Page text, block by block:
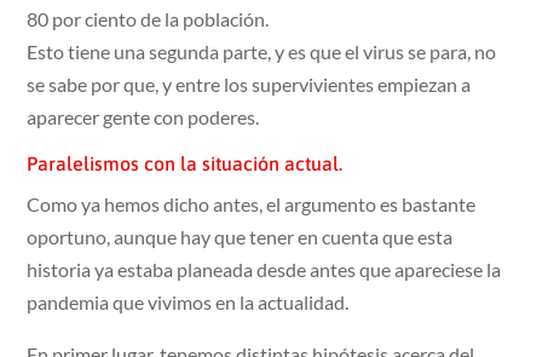
80 por ciento de la población.
Esto tiene una segunda parte, y es que el virus se para, no
se sabe por que, y entre los supervivientes empiezan a
aparecer gente con poderes.
Paralelismos con la situación actual.
Como ya hemos dicho antes, el argumento es bastante
oportuno, aunque hay que tener en cuenta que esta
historia ya estaba planeada desde antes que apareciese la
pandemia que vivimos en la actualidad.